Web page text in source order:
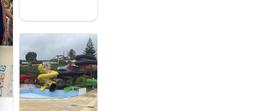
toneladas
de
alimentos
entre
2021 e
2025 nos